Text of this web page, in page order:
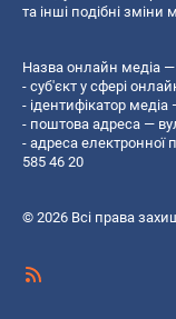
та інші подібні зміни
Назва онлайн медіа —
- суб'єкт у сфері
- ідентифікатор медіа
- поштова адреса —
- адреса електронної
585 46 20
© 2026 Всі права